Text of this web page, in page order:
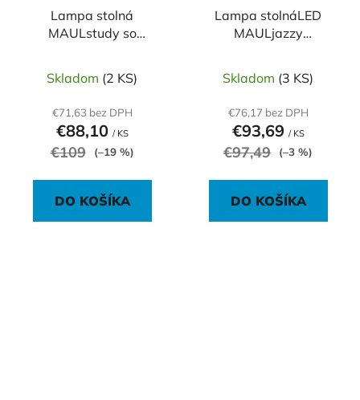
Lampa stolná
MAULstudy so
Skladom (2 KS)
€71,63 bez DPH
€88,10 / KS
€109 (–19 %)
DO KOŠÍKA
Lampa stolnáLED
MAULjazzy
Skladom (3 KS)
€76,17 bez DPH
€93,69 / KS
€97,49 (–3 %)
DO KOŠÍKA